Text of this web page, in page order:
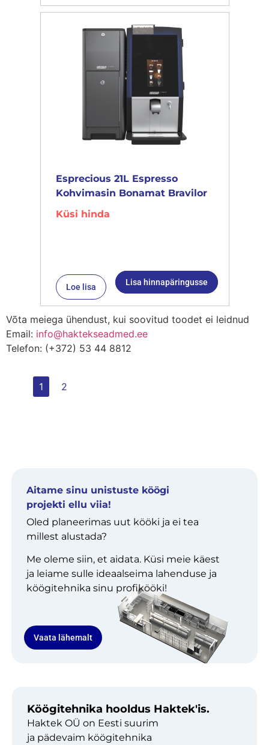
Esprecious 21L Espresso
Kohvimasin Bonamat Bravilor
Küsi hinda
Loe lisa Lisa hinnapäringusse
Võta meiega ühendust, kui soovitud toodet ei leidnud
Email: info@haktekseadmed.ee
Telefon: (+372) 53 44 8812
1 2
Aitame sinu unistuste köögi
projekti ellu viia!
Oled planeerimas uut kööki ja ei tea
millest alustada?
Me oleme siin, et aidata. Küsi meie käest
ja leiame sulle ideaalseima lahenduse ja
köögitehnika sinu profikööki!
Vaata lähemalt
Köögitehnika hooldus Haktek'is.
Haktek OÜ on Eesti suurim
ja pädevaim köögitehnika